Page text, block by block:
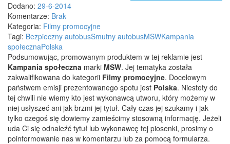
Dodano: 29-6-2014
Komentarze: Brak
Kategoria: Filmy promocyjne
Tagi: Bezpieczny autobusSmutny autobusMSWKampania
społecznaPolska
Podsumowując, promowanym produktem w tej reklamie jest
Kampania społeczna marki MSW. Jej tematyka została
zakwalifikowana do kategorii Filmy promocyjne. Docelowym
państwem emisji prezentowanego spotu jest Polska. Niestety do
tej chwili nie wiemy kto jest wykonawcą utworu, który możemy w
niej usłyszeć ani jak brzmi jej tytuł. Cały czas jej szukamy i jak
tylko czegoś się dowiemy zamieścimy stosowną informację. Jeżeli
uda Ci się odnaleźć tytuł lub wykonawcę tej piosenki, prosimy o
poinformowanie nas w komentarzu lub za pomocą formularza.